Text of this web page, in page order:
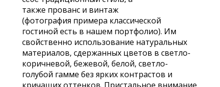
также прованс и винтаж
(фотография примера классической
гостиной есть в нашем портфолио). Им
свойственно использование натуральных
материалов, сдержанных цветов в светло-
коричневой, бежевой, белой, светло-
голубой гамме без ярких контрастов и